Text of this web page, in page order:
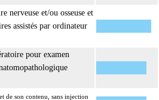
nerveuse et/ou osseuse et
assistés par ordinateur
pour examen
de son contenu, sans injection